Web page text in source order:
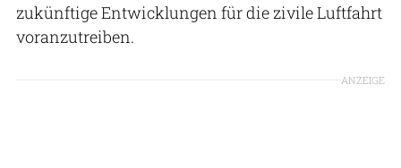
zukünftige Entwicklungen für die zivile Luftfahrt
voranzutreiben.
ANZEIGE